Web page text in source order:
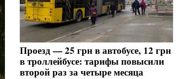
Проезд — 25 грн в автобусе, 12 грн
в троллейбусе: тарифы повысили
второй раз за четыре месяца